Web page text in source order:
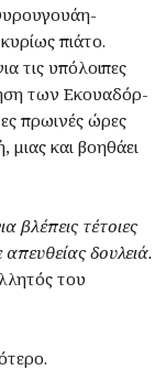
πιάτο.
τις υπόλοιπες
των Εκουαδόρ-
πρωινές ώρες
μιας και βοηθάει
βλέπεις τέτοιες
δουλειά.
του